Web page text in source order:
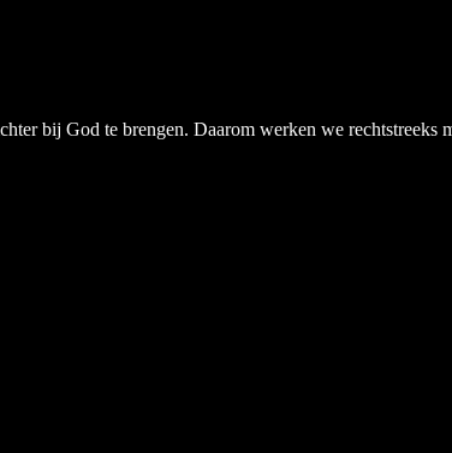
bij God te brengen. Daarom werken we rechtstreeks